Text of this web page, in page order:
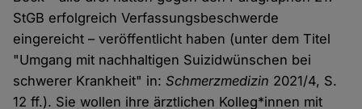
StGB erfolgreich Verfassungsbeschwerde
eingereicht – veröffentlicht haben (unter dem Titel
"Umgang mit nachhaltigen Suizidwünschen bei
schwerer Krankheit" in:Schmerzmedizin 2021/4, S.
12 ff.). Sie wollen ihre ärztlichen Kolleg*innen mit